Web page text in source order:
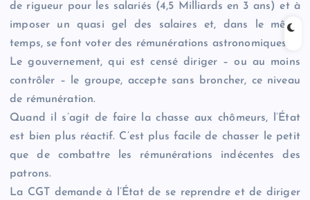
de rigueur pour les salariés (4,5 Milliards en 3 ans) et à
imposer un quasi gel des salaires et, dans le même
temps, se font voter des rémunérations astronomiques.
Le gouvernement, qui est censé diriger – ou au moins
contrôler – le groupe, accepte sans broncher, ce niveau
de rémunération.
Quand il s’agit de faire la chasse aux chômeurs, l’État
est bien plus réactif. C’est plus facile de chasser le petit
que de combattre les rémunérations indécentes des
patrons.
La CGT demande à l’État de se reprendre et de diriger